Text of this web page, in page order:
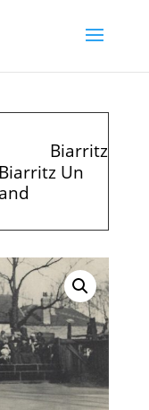
Biarritz
Un